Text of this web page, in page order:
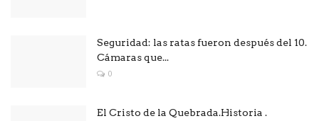
Seguridad: las ratas fueron después del 10.
Cámaras que...
0
El Cristo de la Quebrada.Historia .